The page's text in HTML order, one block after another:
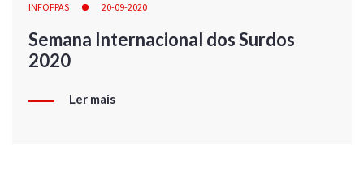
INFOFPAS 20-09-2020
Semana Internacional dos Surdos
2020
Ler mais